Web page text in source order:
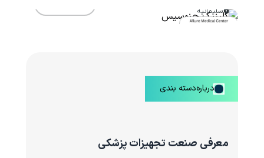
سلیمانیه
درباره‌دسته بندی
معرفی صنعت تجهیزات پزشکی